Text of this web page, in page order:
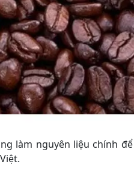
làm nguyên liệu chính